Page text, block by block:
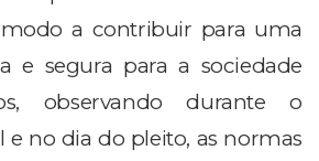
a contribuir para uma
e segura para a sociedade
observando durante o
e no dia do pleito, as normas